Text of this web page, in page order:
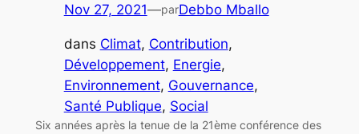
Nov 27, 2021—parDebbo Mballo
dans Climat, Contribution
Développement, Energie
Environnement, Gouvernance
Santé Publique, Social
Six années après la tenue de la 21ème conférence des